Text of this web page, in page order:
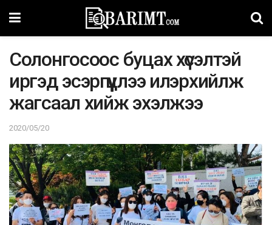
Coлoнгocooc буцах хүсэлтэй
иргэд эсэргүүцлээ илэрхийлж
жагсаал хийж эхэлжээ
2020/05/20